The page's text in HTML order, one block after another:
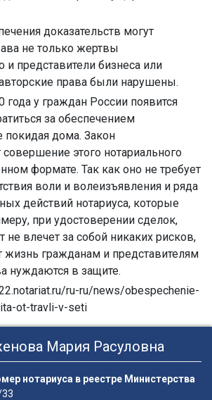
доказательств могут
не только жертвы
и представители бизнеса или
права были нарушены.
года у граждан России появится
за обеспечением
покидая дома. Закон
этого нотариального
формате. Так как оно не требует
воли и волеизъявления и ряда
действий нотариуса, которые
при удостоверении сделок,
влечет за собой никаких рисков,
жизнь гражданам и представителям
нуждаются в защите.
ru-ru/news/obespechenie-
ot-travli-v-seti
Мария Расуловна
нотариуса в реестре Министерства